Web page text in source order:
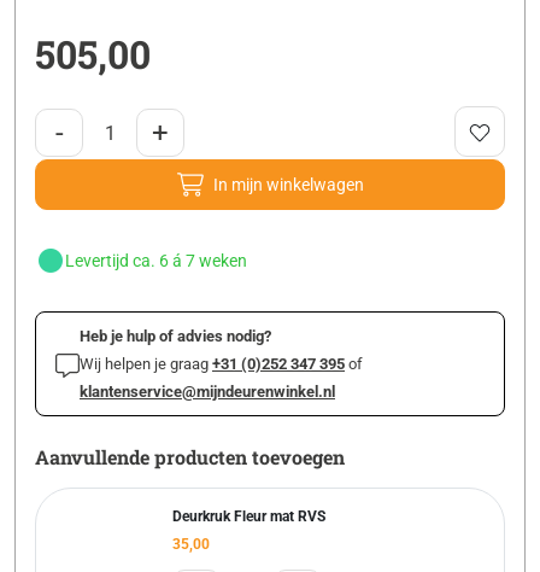
505,00
- +
In mijn winkelwagen
Levertijd ca. 6 á 7 weken
Heb je hulp of advies nodig?
Wij helpen je graag +31 (0)252 347 395 of
klantenservice@mijndeurenwinkel.nl
Aanvullende producten toevoegen
Deurkruk Fleur mat RVS
35,00